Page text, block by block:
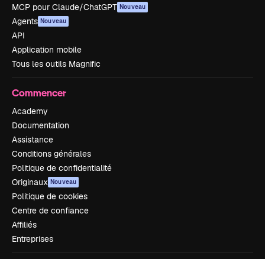
MCP pour Claude/ChatGPT Nouveau
Agents Nouveau
API
Application mobile
Tous les outils Magnific
Commencer
Academy
Documentation
Assistance
Conditions générales
Politique de confidentialité
Originaux Nouveau
Politique de cookies
Centre de confiance
Affiliés
Entreprises